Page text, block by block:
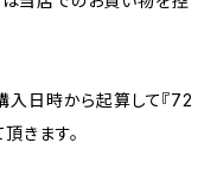
入日時から起算して『72
きます。